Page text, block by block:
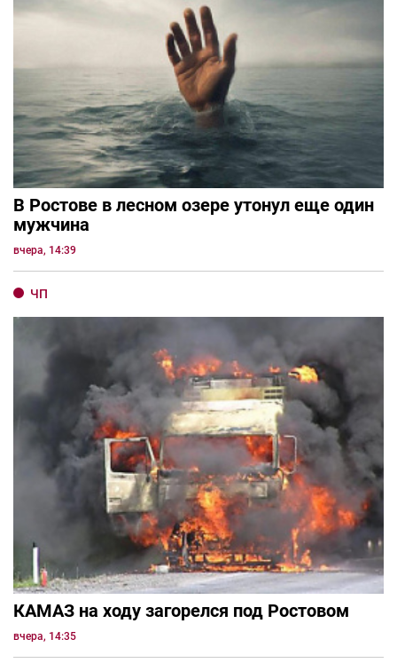
В Ростове в лесном озере утонул еще один
мужчина
вчера, 14:39
ЧП
КАМАЗ на ходу загорелся под Ростовом
вчера, 14:35